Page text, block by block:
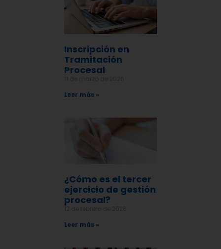
Inscripción en
Tramitación
Procesal
Leer más »
¿Cómo es el tercer
ejercicio de gestión
procesal?
Leer más »